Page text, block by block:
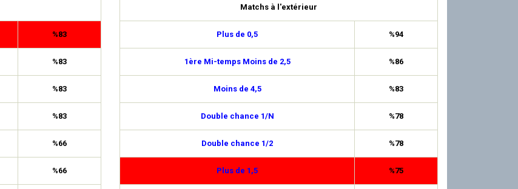
%83
%83
%83
%83
%66
%66
Matchs à l'extérieur
Plus de 0,5 %94
1ère Mi-temps Moins de 2,5 %86
Moins de 4,5 %83
Double chance 1/N %78
Double chance 1/2 %78
Plus de 1,5 %75